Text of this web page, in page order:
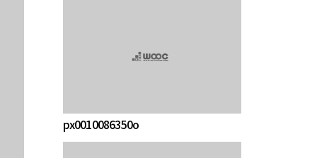
px0010086350o